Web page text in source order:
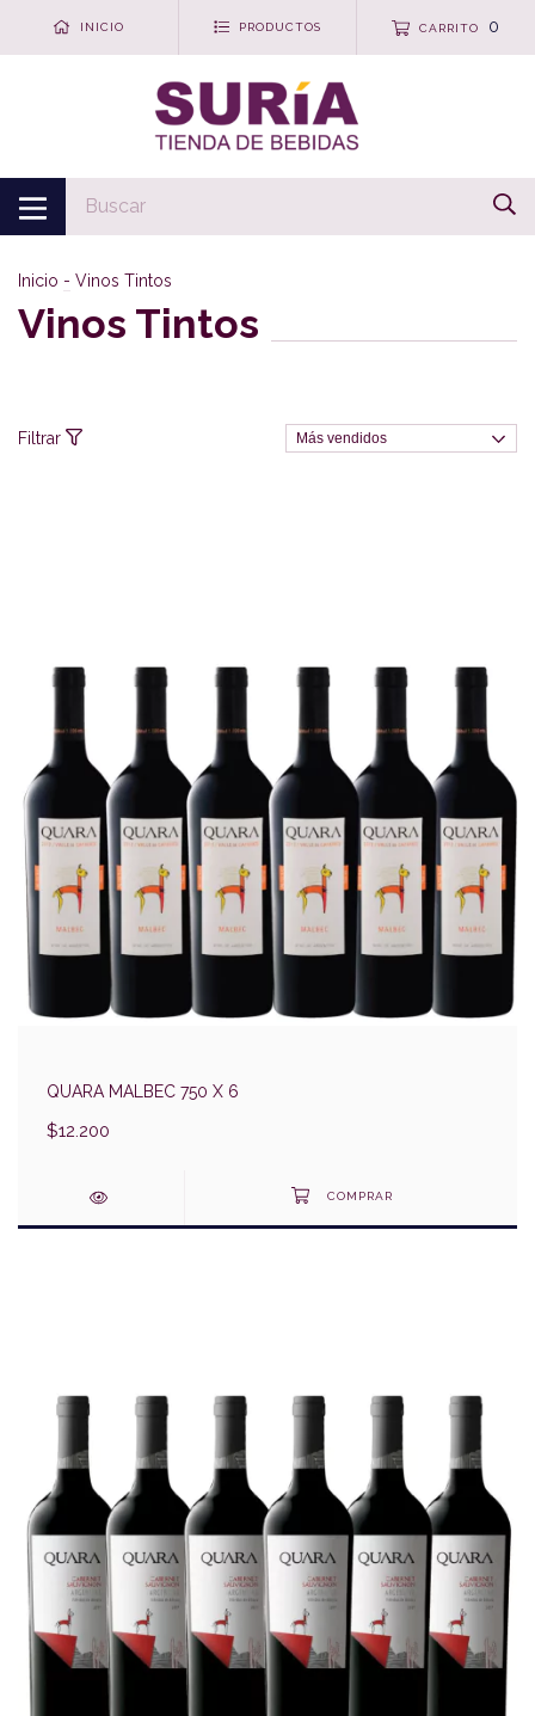
INICIO PRODUCTOS CARRITO 0
Inicio - Vinos Tintos
Vinos Tintos
Filtrar
QUARA MALBEC 750 X 6
$12.200